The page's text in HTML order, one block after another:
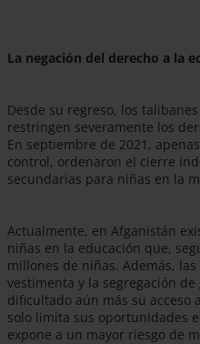
La negación del derecho a la
Desde su regreso, los
restringen severamente los
En septiembre de 2021,
control, ordenaron el cierre
secundarias para niñas en la
Actualmente, en Afganistán
niñas en la educación que,
millones de niñas. Además,
vestimenta y la segregación
dificultado aún más su acceso
solo limita sus oportunidades
expone a un mayor riesgo de